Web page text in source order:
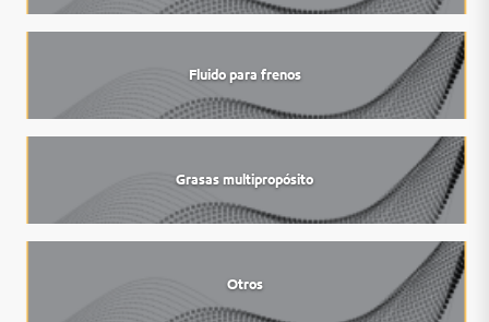
Fluido para frenos
Grasas multipropósito
Otros